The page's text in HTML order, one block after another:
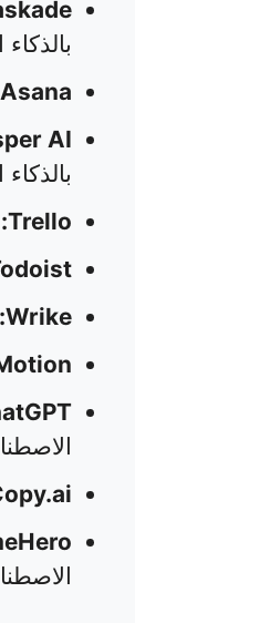
Asana:
AI:
Trello:
Wrike: